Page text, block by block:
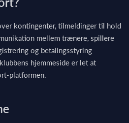
kontingenter, tilmeldinger til hold
mellem trænere, spillere
og betalingsstyring
hjemmeside er let at
platformen.